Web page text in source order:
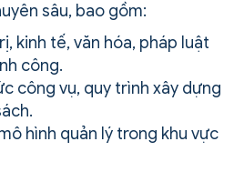
sâu, bao gồm:
kinh tế, văn hóa, pháp luật
công.
công vụ, quy trình xây dựng
hình quản lý trong khu vực